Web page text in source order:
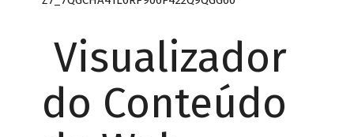
Visualizador
do Conteúdo